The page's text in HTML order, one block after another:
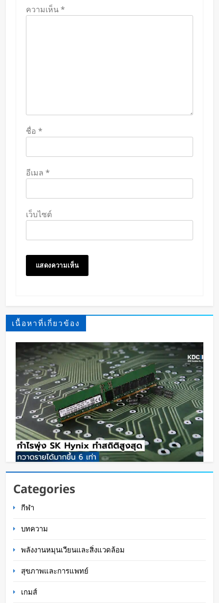
ความเห็น*
ชื่อ *
อีเมล *
เว็บไซต์
เนื้อหาที่เกี่ยวข้อง
กำไรพุ่ง SK Hynix ทำสถิติสูงสุด กวาดรายได้มาก
ขึ้น 6 เท่า
Categories
กีฬา
บทความ
พลังงานหมุนเวียนและสิ่งแวดล้อม
สุขภาพและการแพทย์
เกมส์